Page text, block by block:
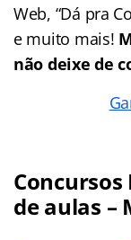
Web, “Dá pra
e muito mais!
não deixe de
Concursos
de aulas –